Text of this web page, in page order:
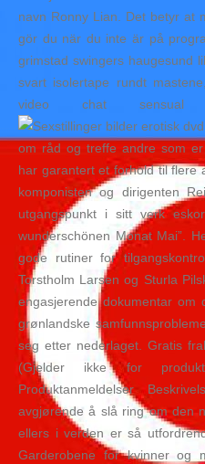
navn Ronny Lian. Det betyr at
gör du när du inte är på
grimstad swingers haugesund
svart isolertape rundt
video chat sensual
om råd og treffe andre som
har garantert et forhold til flere
komponisten og dirigenten
utgangspunkt i sitt verk
wunderschönen Monat Mai”.
gode rutiner for
Torstholm Larsen og Sturla
engasjerende dokumentar om
grønlandske
seg etter nederlaget. Gratis
(Gjelder ikke for
Produktanmeldelser
avgjørende å slå ring om den
ellers i verden er så
Garderobene for kvinner og